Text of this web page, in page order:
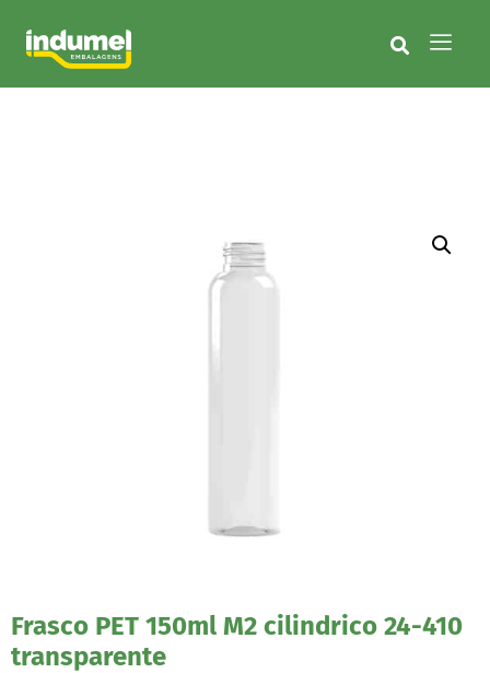
Frasco PET 150ml M2 cilindrico 24-410
transparente